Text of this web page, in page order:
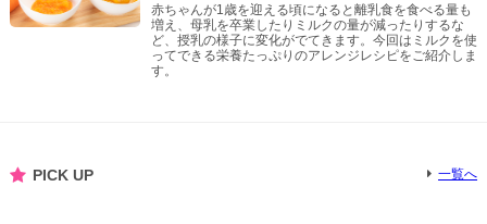
赤ちゃんが1歳を迎える頃になると離乳食を食べる量も
増え、母乳を卒業したりミルクの量が減ったりするな
ど、授乳の様子に変化がでてきます。今回はミルクを使
ってできる栄養たっぷりのアレンジレシピをご紹介しま
す。
PICK UP 一覧へ